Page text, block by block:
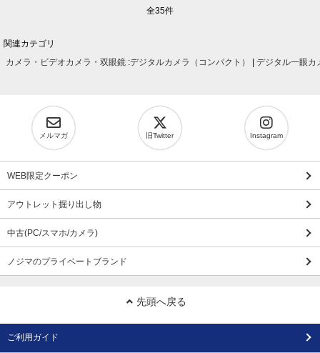
全35件
関連カテゴリ
カメラ・ビデオカメラ・双眼鏡 :デジタルカメラ（コンパクト） デジタル一眼カ
メルマガ 旧Twitter Instagram
WEB限定クーポン
アウトレット掘り出し物
中古(PC/スマホ/カメラ)
ノジマのプライベートブランド
先頭へ戻る
ご利用ガイド